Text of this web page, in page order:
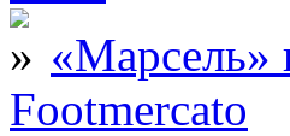
Footmercato